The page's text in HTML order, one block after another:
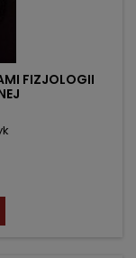
FIZJOLOGII